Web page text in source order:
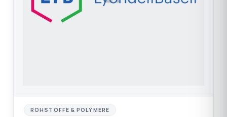
ROHSTOFFE & POLYMERE